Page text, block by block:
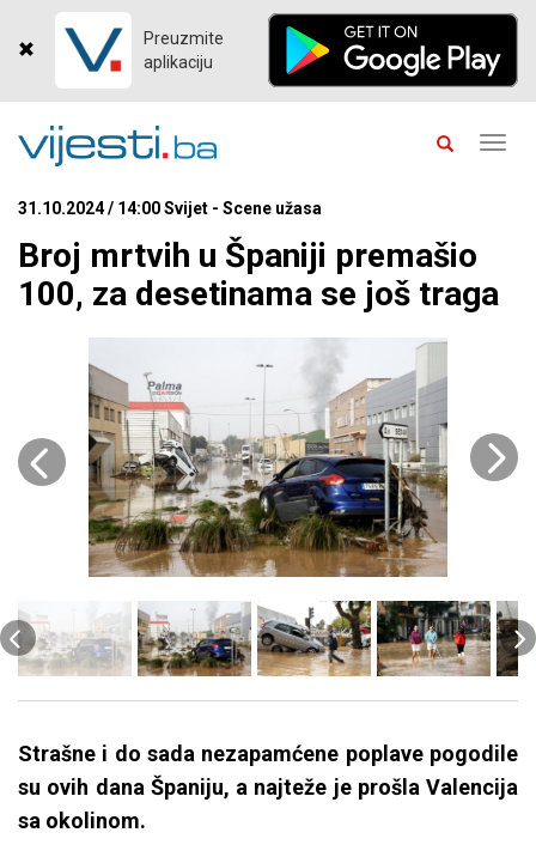
Preuzmite
aplikaciju
31.10.2024 / 14:00 Svijet - Scene užasa
Broj mrtvih u Španiji premašio
100, za desetinama se još traga
Strašne i do sada nezapamćene poplave pogodile
su ovih dana Španiju, a najteže je prošla Valencija
sa okolinom.